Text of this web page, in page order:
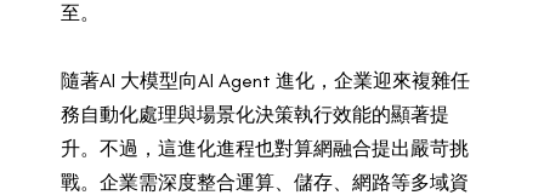
至。
隨著AI 大模型向AI Agent 進化，企業迎來複雜任
務自動化處理與場景化決策執行效能的顯著提
升。不過，這進化進程也對算網融合提出嚴苛挑
戰。企業需深度整合運算、儲存、網路等多域資